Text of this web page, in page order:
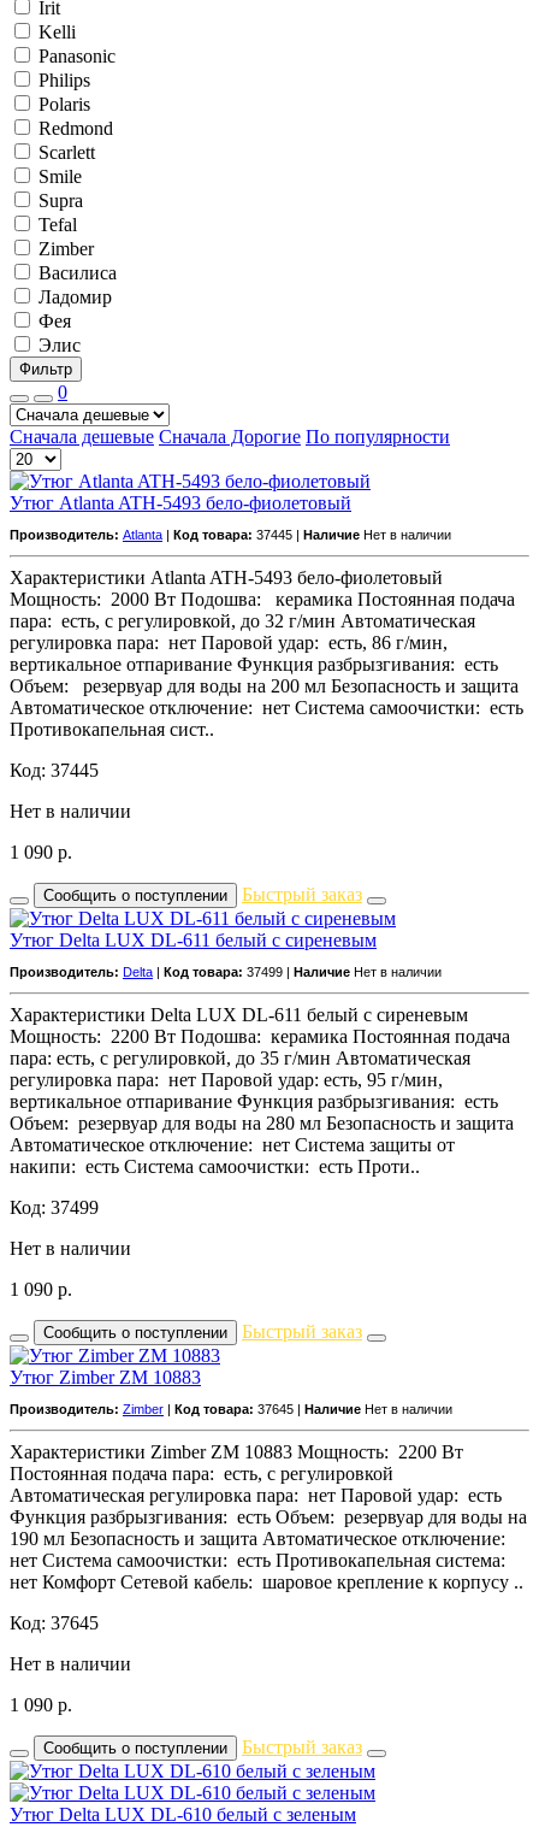
Irit
Kelli
Panasonic
Philips
Polaris
Redmond
Scarlett
Smile
Supra
Tefal
Zimber
Василиса
Ладомир
Фея
Элис
Фильтр
0
Сначала дешевые Сначала Дорогие По популярности
Утюг Atlanta ATH-5493 бело-фиолетовый
Производитель: Atlanta Код товара: 37445 | Наличие Нет в наличии
Характеристики Atlanta ATH-5493 бело-фиолетовый
Мощность: 2000 Вт Подошва: керамика Постоянная подача
пара: есть, с регулировкой, до 32 г/мин Автоматическая
регулировка пара: нет Паровой удар: есть, 86 г/мин,
вертикальное отпаривание Функция разбрызгивания: есть
Объем: резервуар для воды на 200 мл Безопасность и защита
Автоматическое отключение: нет Система самоочистки: есть
Противокапельная сист..
Код: 37445
Нет в наличии
1 090 р.
Сообщить о поступлении Быстрый заказ
Утюг Delta LUX DL-611 белый с сиреневым
Производитель: Delta Код товара: 37499 | Наличие Нет в наличии
Характеристики Delta LUX DL-611 белый с сиреневым
Мощность: 2200 Вт Подошва: керамика Постоянная подача
пара: есть, с регулировкой, до 35 г/мин Автоматическая
регулировка пара: нет Паровой удар: есть, 95 г/мин,
вертикальное отпаривание Функция разбрызгивания: есть
Объем: резервуар для воды на 280 мл Безопасность и защита
Автоматическое отключение: нет Система защиты от
накипи: есть Система самоочистки: есть Проти..
Код: 37499
Нет в наличии
1 090 р.
Сообщить о поступлении Быстрый заказ
Утюг Zimber ZM 10883
Производитель: Zimber Код товара: 37645 | Наличие Нет в наличии
Характеристики Zimber ZM 10883 Мощность: 2200 Вт
Постоянная подача пара: есть, с регулировкой
Автоматическая регулировка пара: нет Паровой удар: есть
Функция разбрызгивания: есть Объем: резервуар для воды на
190 мл Безопасность и защита Автоматическое отключение:
нет Система самоочистки: есть Противокапельная система:
нет Комфорт Сетевой кабель: шаровое крепление к корпусу ..
Код: 37645
Нет в наличии
1 090 р.
Сообщить о поступлении Быстрый заказ
Утюг Delta LUX DL-610 белый с зеленым